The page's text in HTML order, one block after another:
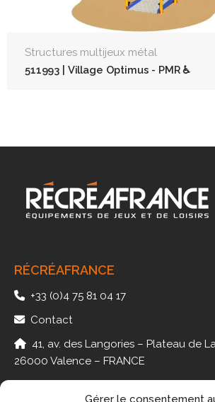
Gérer le consentement
Structures multijeux métal
511993 | Village Optimus - PMR ♿
RÉCRÉAFRANCE
+33 (0)4 75 81 04 17
Contact
41, av. des Langories – Plateau de
26000 Valence – FRANCE